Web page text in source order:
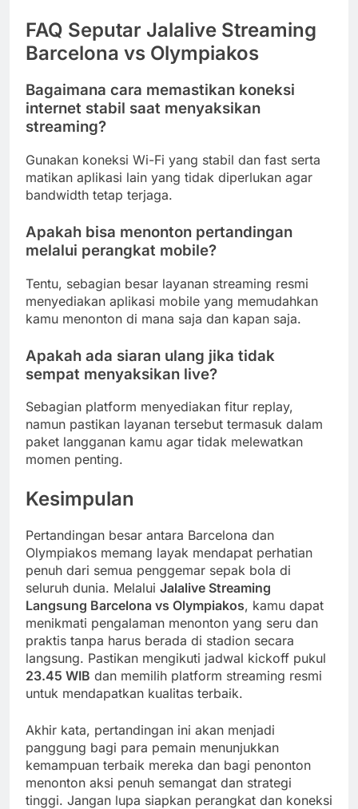
FAQ Seputar Jalalive Streaming
Barcelona vs Olympiakos
Bagaimana cara memastikan koneksi
internet stabil saat menyaksikan
streaming?
Gunakan koneksi Wi-Fi yang stabil dan fast serta
matikan aplikasi lain yang tidak diperlukan agar
bandwidth tetap terjaga.
Apakah bisa menonton pertandingan
melalui perangkat mobile?
Tentu, sebagian besar layanan streaming resmi
menyediakan aplikasi mobile yang memudahkan
kamu menonton di mana saja dan kapan saja.
Apakah ada siaran ulang jika tidak
sempat menyaksikan live?
Sebagian platform menyediakan fitur replay,
namun pastikan layanan tersebut termasuk dalam
paket langganan kamu agar tidak melewatkan
momen penting.
Kesimpulan
Pertandingan besar antara Barcelona dan
Olympiakos memang layak mendapat perhatian
penuh dari semua penggemar sepak bola di
seluruh dunia. Melalui Jalalive Streaming
Langsung Barcelona vs Olympiakos, kamu dapat
menikmati pengalaman menonton yang seru dan
praktis tanpa harus berada di stadion secara
langsung. Pastikan mengikuti jadwal kickoff pukul
23.45 WIB dan memilih platform streaming resmi
untuk mendapatkan kualitas terbaik.
Akhir kata, pertandingan ini akan menjadi
panggung bagi para pemain menunjukkan
kemampuan terbaik mereka dan bagi penonton
menonton aksi penuh semangat dan strategi
tinggi. Jangan lupa siapkan perangkat dan koneksi